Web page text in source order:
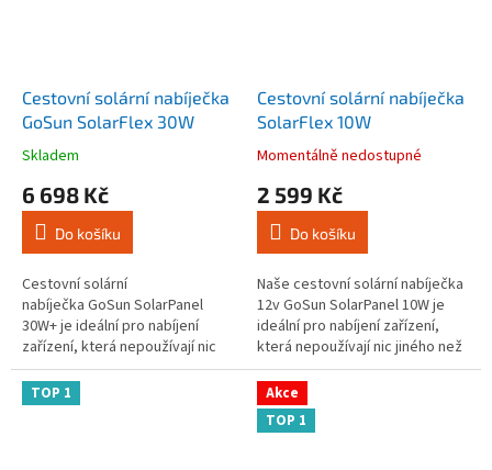
Cestovní solární nabíječka
GoSun SolarFlex 30W
Průměrné
produktu
4,3
5
hvězdiček.
Skladem
6 698 Kč
Do košíku
Cestovní solární
nabíječka GoSun SolarPanel
30W+ je ideální pro nabíjení
zařízení, která nepoužívají nic
jiného než sluneční svit. Je to
jednoduché, stačí připojit
jakékoli...
Cestovní solární nabíječka
SolarFlex 10W
Průměrné
produktu
3,3
5
hvězdiček.
Momentálně nedostupné
2 599 Kč
Do košíku
Naše cestovní solární nabíječka
12v GoSun SolarPanel 10W je
ideální pro nabíjení zařízení,
která nepoužívají nic jiného než
sluneční svit. Je to jednoduché,
stačí připojit...
TOP 1
Akce
TOP 1